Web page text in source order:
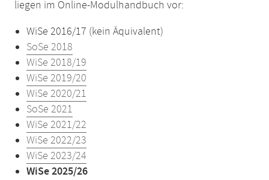
liegen im Online-Modulhandbuch vor:
WiSe 2016/17 (kein Äquivalent)
SoSe 2018
WiSe 2018/19
WiSe 2019/20
WiSe 2020/21
SoSe 2021
WiSe 2021/22
WiSe 2022/23
WiSe 2023/24
WiSe 2025/26